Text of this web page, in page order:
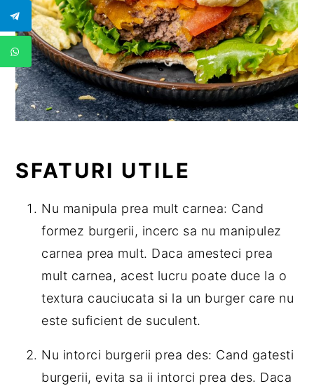
SFATURI UTILE
Nu manipula prea mult carnea: Cand
formez burgerii, incerc sa nu manipulez
carnea prea mult. Daca amesteci prea
mult carnea, acest lucru poate duce la o
textura cauciucata si la un burger care nu
este suficient de suculent.
Nu intorci burgerii prea des: Cand gatesti
burgerii, evita sa ii intorci prea des. Daca